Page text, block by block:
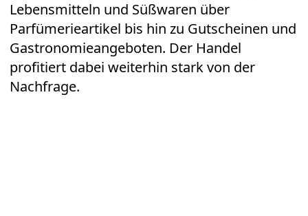
Lebensmitteln und Süßwaren über
Parfümerieartikel bis hin zu Gutscheinen und
Gastronomieangeboten. Der Handel
profitiert dabei weiterhin stark von der
Nachfrage.